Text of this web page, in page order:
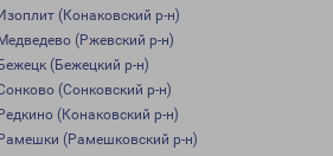
(Конаковский р-н)
(Ржевский р-н)
(Бежецкий р-н)
(Сонковский р-н)
(Конаковский р-н)
(Рамешковский р-н)